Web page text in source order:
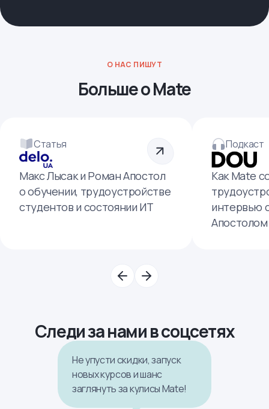
О НАС ПИШУТ
Больше о Mate
Статья
Макс Лысак и Роман Апостол
о обучении, трудоустройстве
студентов и состоянии ИТ
Подкаст
Как Mate
интервью
Апостолом
Следи за нами в соцсетях
Не упусти скидки, запуск
новых курсов и шанс
заглянуть за кулисы Mate!